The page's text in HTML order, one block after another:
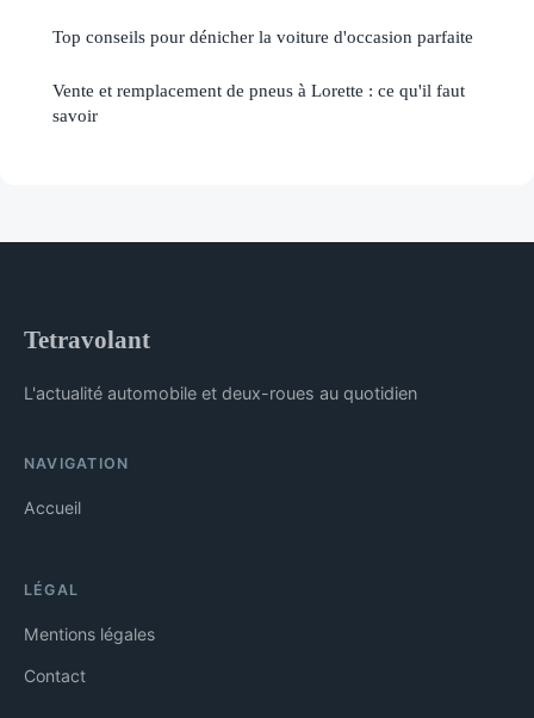
Top conseils pour dénicher la voiture d'occasion parfaite
Vente et remplacement de pneus à Lorette : ce qu'il faut
savoir
Tetravolant
L'actualité automobile et deux-roues au quotidien
NAVIGATION
Accueil
LÉGAL
Mentions légales
Contact